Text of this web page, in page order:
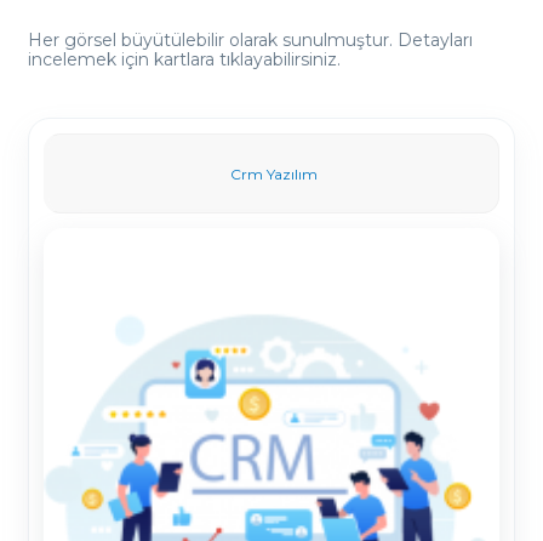
Her görsel büyütülebilir olarak sunulmuştur. Detayları
incelemek için kartlara tıklayabilirsiniz.
Crm Yazılım